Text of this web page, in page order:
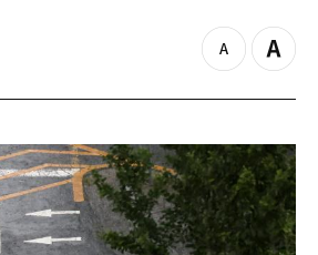
z
o
o
u
t
Z
o
i
n